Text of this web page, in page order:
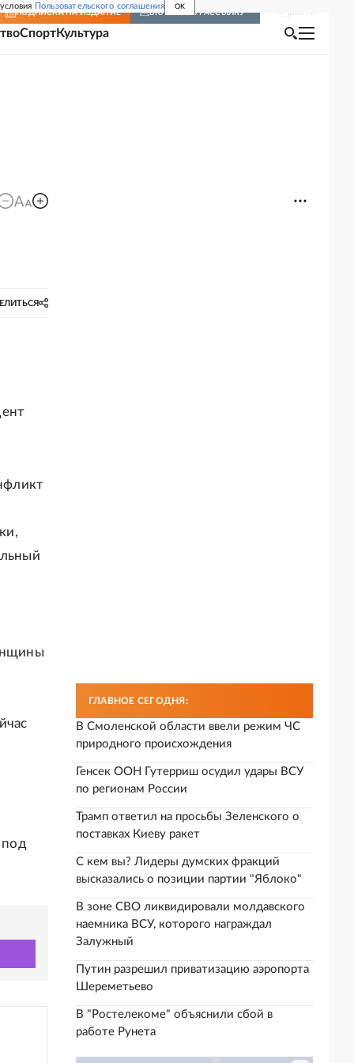
Пользовательского соглашения OK
ПОДПИСКА НА ИЗДАНИЕ ВКЛЮЧИТЬ РАССЫЛКУ
СпортКультура
под
ГЛАВНОЕ СЕГОДНЯ:
В Смоленской области ввели режим ЧС
природного происхождения
Генсек ООН Гутерриш осудил удары ВСУ
по регионам России
Трамп ответил на просьбы Зеленского о
поставках Киеву ракет
С кем вы? Лидеры думских фракций
высказались о позиции партии "Яблоко"
В зоне СВО ликвидировали молдавского
наемника ВСУ, которого награждал
Залужный
Путин разрешил приватизацию аэропорта
Шереметьево
В "Ростелекоме" объяснили сбой в
работе Рунета